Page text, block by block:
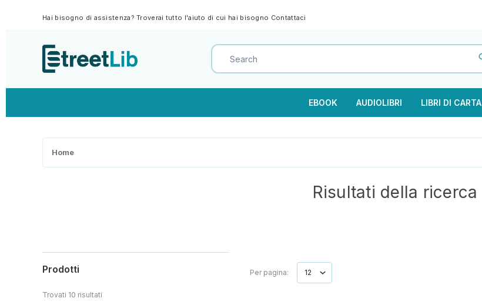
Hai bisogno di assistenza? Troverai tutto l'aiuto di cui hai bisogno Contattaci
EBOOK AUDIOLIBRI LIBRI DI CARTA
Home
Risultati della ricerca
Prodotti
Trovati 10 risultati
Per pagina: